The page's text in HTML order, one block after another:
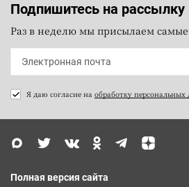
Подпишитесь на рассылку
Раз в неделю мы присылаем
Я даю согласие на обработку
Полная версия сайта